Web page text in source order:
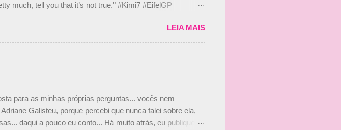
much, tell you that it’s not true." #Kimi7 #EifelGP
is it like to have Kimi as a team mate? 🙌 Over to you,
— Formula 1 (@F1) October 8, 2020 Beijinhos, Ludy
LEIA MAIS
para as minhas próprias perguntas... vocês nem
Galisteu, porque percebi que nunca falei sobre ela,
daqui a pouco eu conto... Há muito atrás, eu publiquei